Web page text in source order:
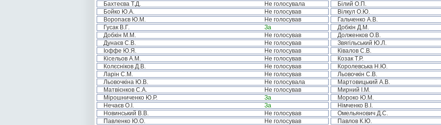
Бахтеєва Т.Д.
Не голосувала Білий О.П.
Бойко Ю.А.
Не голосував Вілкул О.Ю.
Воропаєв Ю.М.
Не голосував Гальченко А.В.
Гусак В.Г.
За Добкін Д.М.
Добкін М.М.
Не голосував Долженков О.В.
Дунаєв С.В.
Не голосував Звягільський Ю.Л.
Іоффе Ю.Я.
Не голосував Ківалов С.В.
Кісельов А.М.
Не голосував Козак Т.Р.
Колєсніков Д.В.
Не голосував Королевська Н.Ю.
Ларін С.М.
Не голосував Льовочкін С.В.
Льовочкіна Ю.В.
Не голосувала Мартовицький А.В.
Матвієнков С.А.
Не голосував Мирний І.М.
Мірошниченко Ю.Р.
За Мороко Ю.М.
Нечаєв О.І.
За Німченко В.І.
Новинський В.В.
Не голосував Омельянович Д.С.
Павленко Ю.О.
Не голосував Павлов К.Ю.